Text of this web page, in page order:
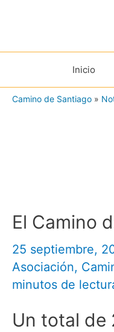
contenido
Inicio
Camino de Santiago »
El Camino
25 septiembre,
Asociación,
minutos de
Un total de